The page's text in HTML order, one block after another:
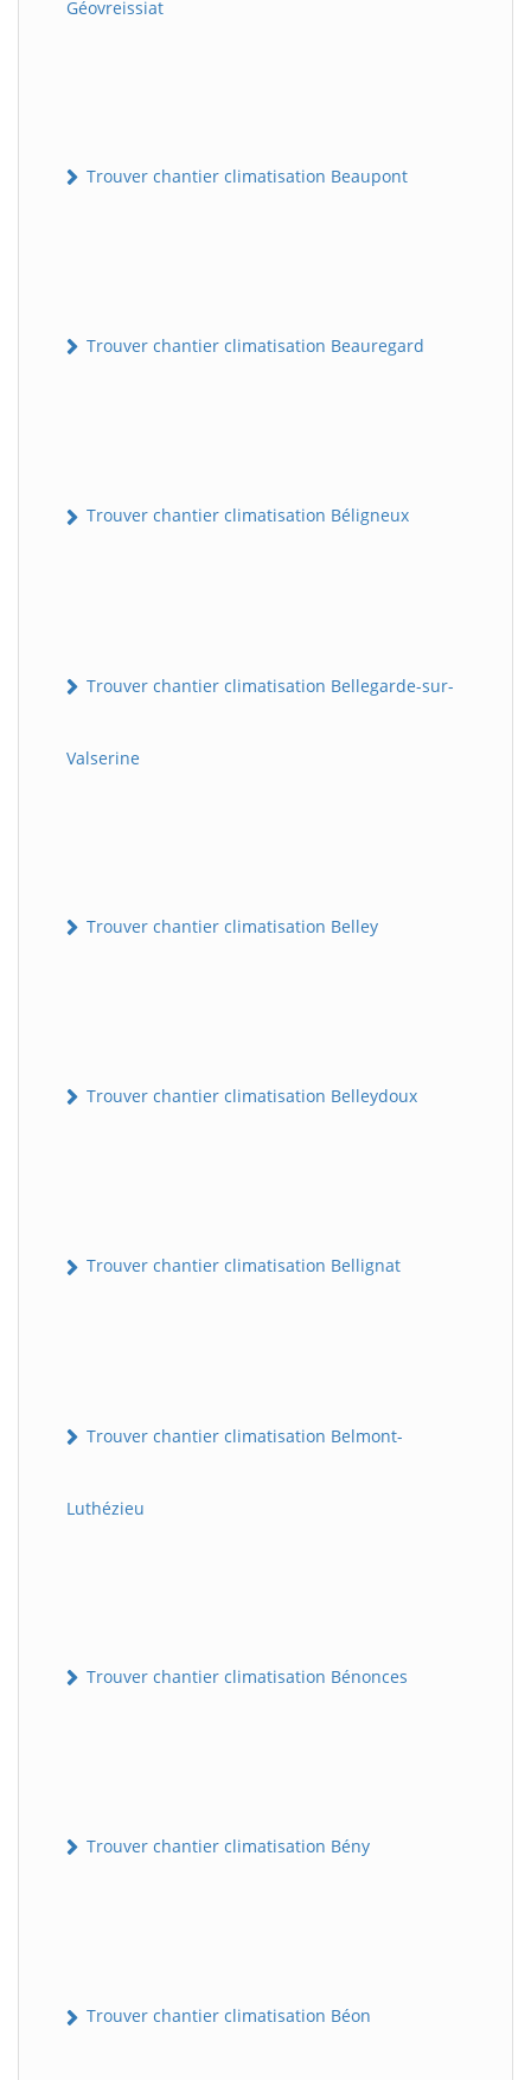
Géovreissiat
Trouver chantier climatisation Beaupont
Trouver chantier climatisation Beauregard
Trouver chantier climatisation Béligneux
Trouver chantier climatisation Bellegarde-sur-
Valserine
Trouver chantier climatisation Belley
Trouver chantier climatisation Belleydoux
Trouver chantier climatisation Bellignat
Trouver chantier climatisation Belmont-
Luthézieu
Trouver chantier climatisation Bénonces
Trouver chantier climatisation Bény
Trouver chantier climatisation Béon